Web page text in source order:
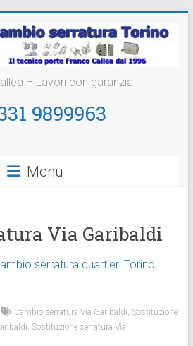
– Lavori con garanzia
9899963
Menu
Via Garibaldi
serratura quartieri Torino,
Cambio serratura Via Garibaldi, Sostituzione
, Sostituzione serratura Via